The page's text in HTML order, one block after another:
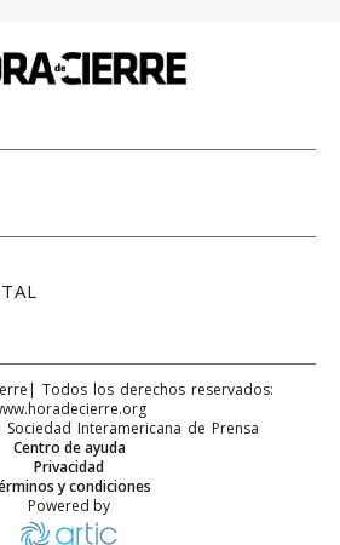
| Todos los derechos reservados:
horadecierre.org
Interamericana de Prensa
y condiciones
Privacidad
Centro de ayuda
Powered by